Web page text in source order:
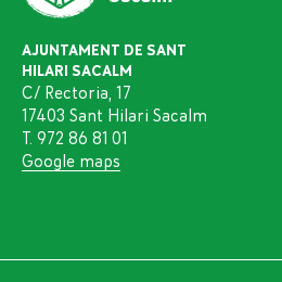
AJUNTAMENT DE SANT
HILARI SACALM
C/ Rectoria, 17
17403 Sant Hilari Sacalm
T. 972 86 81 01
Google maps